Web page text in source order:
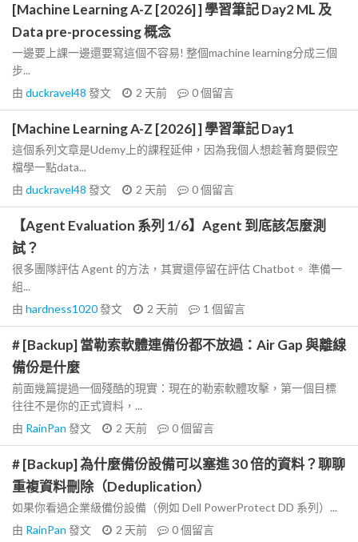
[Machine Learning A-Z [2026] ] 學習筆記 Day2 ML 及
Data pre-processing 概念
一邊要上課一邊還要寫這個不容易! 整個machine learning分成三個
步...
由 duckravel48 發文 2 天前 0個留言
[Machine Learning A-Z [2026] ] 學習筆記 Day1
這個系列文章是Udemy上的課程延伸，因為我個人想趁著育嬰假空
檔學一點data...
由 duckravel48 發文 2 天前 0個留言
【Agent Evaluation 系列 1/6】Agent 到底該怎麼測
試？
很多團隊評估 Agent 的方法，其實還停留在評估 Chatbot。 準備一
組...
由 hardness1020發文 2 天前 1 個留言
# [Backup] 當勒索軟體連備份都不放過：Air Gap 與離線
備份是什麼
前面幾篇提過一個殘酷的現實：現在的勒索軟體攻擊，第一個目標
往往不是你的正式資料，...
由 RainPan 發文 2 天前 0個留言
# [Backup] 為什麼備份設備可以塞進 30 倍的資料？聊聊
重複資料刪除（Deduplication）
如果你看過企業級備份設備（例如 Dell PowerProtect DD 系列）...
由 RainPan 發文 2 天前 0個留言